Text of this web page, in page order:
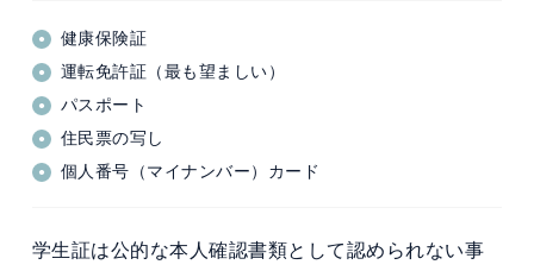
健康保険証
運転免許証（最も望ましい）
パスポート
住民票の写し
個人番号（マイナンバー）カード
学生証は公的な本人確認書類として認められない事